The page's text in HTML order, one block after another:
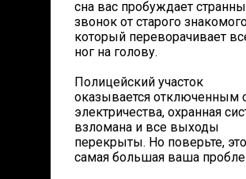
сна вас пробуждает
звонок от старого
который переворачивает
ног на голову.
Полицейский участок
оказывается отключенным
электричества, охранная
взломана и все выходы
перекрыты. Но поверьте,
самая большая ваша